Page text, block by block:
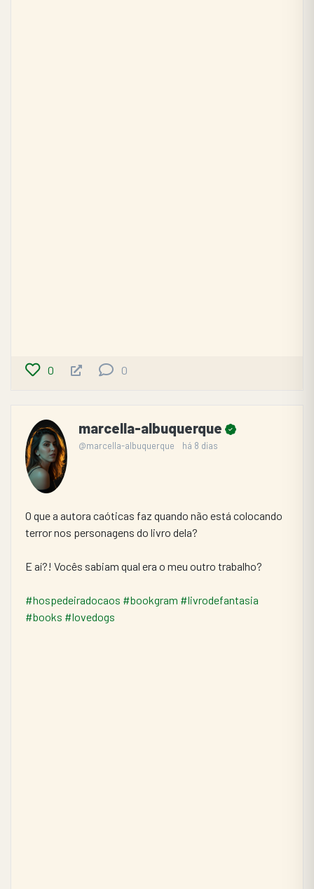
0 0
marcella-albuquerque
@marcella-albuquerque há 8 dias
O que a autora caóticas faz quando não está colocando
terror nos personagens do livro dela?
E aí?! Vocês sabiam qual era o meu outro trabalho?
#hospedeiradocaos #bookgram #livrodefantasia
#books #lovedogs